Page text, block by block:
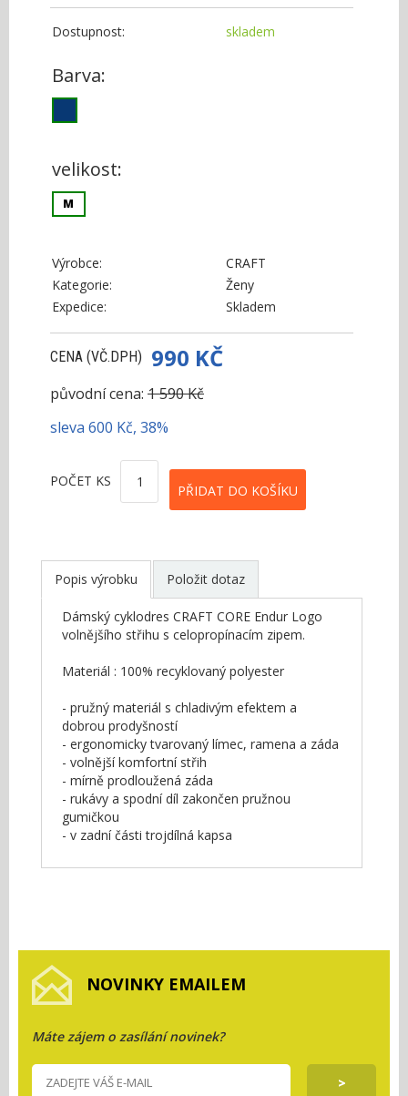
Dostupnost: skladem
Barva:
velikost:
M
Výrobce:
CRAFT
Kategorie:
Ženy
Expedice:
Skladem
CENA (VČ.DPH) 990 KČ
původní cena: 1 590 Kč
sleva 600 Kč, 38%
POČET KS
Popis výrobku Položit dotaz
Dámský cyklodres CRAFT CORE Endur Logo
volnějšího střihu s celopropínacím zipem.
Materiál : 100% recyklovaný polyester
- pružný materiál s chladivým efektem a
dobrou prodyšností
- ergonomicky tvarovaný límec, ramena a záda
- volnější komfortní střih
- mírně prodloužená záda
- rukávy a spodní díl zakončen pružnou
gumičkou
- v zadní části trojdílná kapsa
NOVINKY EMAILEM
Máte zájem o zasílání novinek?